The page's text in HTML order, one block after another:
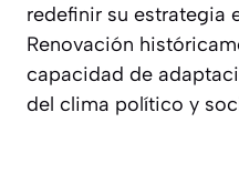
redefinir su estrategia
Renovación
capacidad de
del clima político y